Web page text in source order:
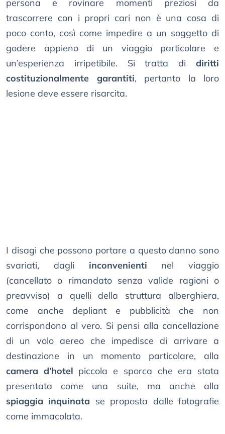
persona e rovinare momenti preziosi da
trascorrere con i propri cari non è una cosa di
poco conto, così come impedire a un soggetto di
godere appieno di un viaggio particolare e
un’esperienza irripetibile. Si tratta di diritti
costituzionalmente garantiti, pertanto la loro
lesione deve essere risarcita.
I disagi che possono portare a questo danno sono
svariati, dagli inconvenienti nel viaggio
(cancellato o rimandato senza valide ragioni o
preavviso) a quelli della struttura alberghiera,
come anche depliant e pubblicità che non
corrispondono al vero. Si pensi alla cancellazione
di un volo aereo che impedisce di arrivare a
destinazione in un momento particolare, alla
camera d’hotel piccola e sporca che era stata
presentata come una suite, ma anche alla
spiaggia inquinata se proposta dalle fotografie
come immacolata.